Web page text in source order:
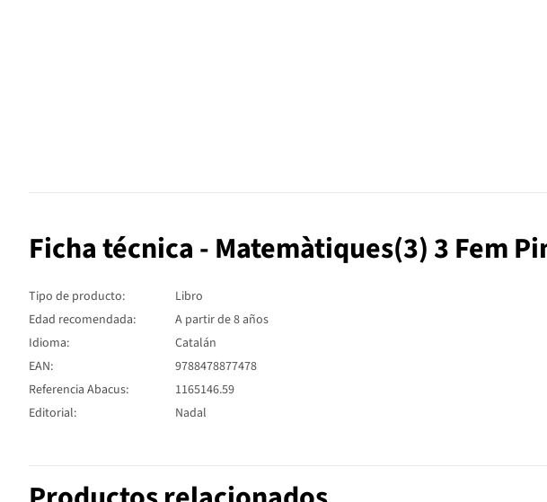
Ficha técnica - Matemàtiques(3) 3 Fem
Tipo de producto:
Libro
Edad recomendada:
A partir de 8 años
Idioma:
Catalán
EAN:
9788478877478
Referencia Abacus:
1165146.59
Editorial:
Nadal